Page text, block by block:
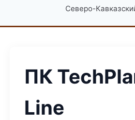
Северо-
ПК
Line